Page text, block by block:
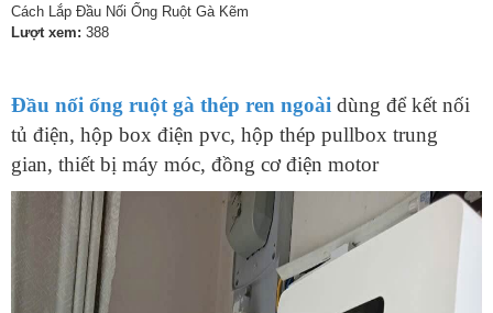
Cách Lắp Đầu Nối Ống Ruột Gà Kẽm
Lượt xem: 388
Đầu nối ống ruột gà thép ren ngoài dùng để kết nối
tủ điện, hộp box điện pvc, hộp thép pullbox trung
gian, thiết bị máy móc, đồng cơ điện motor